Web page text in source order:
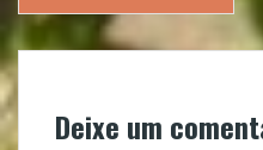
navigation
Deixe um